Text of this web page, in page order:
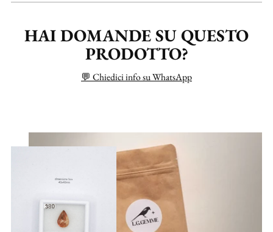
HAI DOMANDE SU QUESTO
PRODOTTO?
💬 Chiedici info su WhatsApp